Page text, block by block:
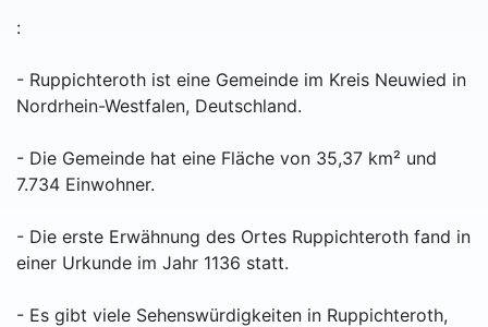
:
- Ruppichteroth ist eine Gemeinde im Kreis Neuwied in
Nordrhein-Westfalen, Deutschland.
- Die Gemeinde hat eine Fläche von 35,37 km² und
7.734 Einwohner.
- Die erste Erwähnung des Ortes Ruppichteroth fand in
einer Urkunde im Jahr 1136 statt.
- Es gibt viele Sehenswürdigkeiten in Ruppichteroth,